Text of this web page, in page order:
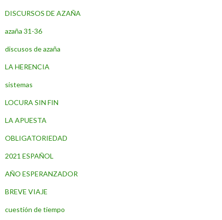
DISCURSOS DE AZAÑA
azaña 31-36
discusos de azaña
LA HERENCIA
sistemas
LOCURA SIN FIN
LA APUESTA
OBLIGATORIEDAD
2021 ESPAÑOL
AÑO ESPERANZADOR
BREVE VIAJE
cuestión de tiempo